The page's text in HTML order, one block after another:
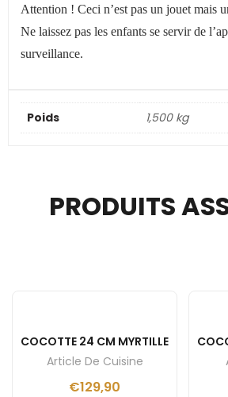
Attention ! Ceci n’est pas un jouet mais
Ne laissez pas les enfants se servir de
surveillance.
Poids 1,500 kg
PRODUITS
COCOTTE 24 CM MYRTILLE
Article De Cuisine
€129,90